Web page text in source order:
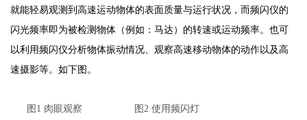
就能轻易观测到高速运动物体的表面质量与运行状况，而频闪仪的
闪光频率即为被检测物体（例如：马达）的转速或运动频率。也可
以利用频闪仪分析物体振动情况、观察高速移动物体的动作以及高
速摄影等。如下图。
图1 肉眼观察
图2 使用频闪灯